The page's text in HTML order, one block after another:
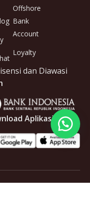
Offshore
Bank
Account
Loyalty
dan Diawasi
Aplikasi